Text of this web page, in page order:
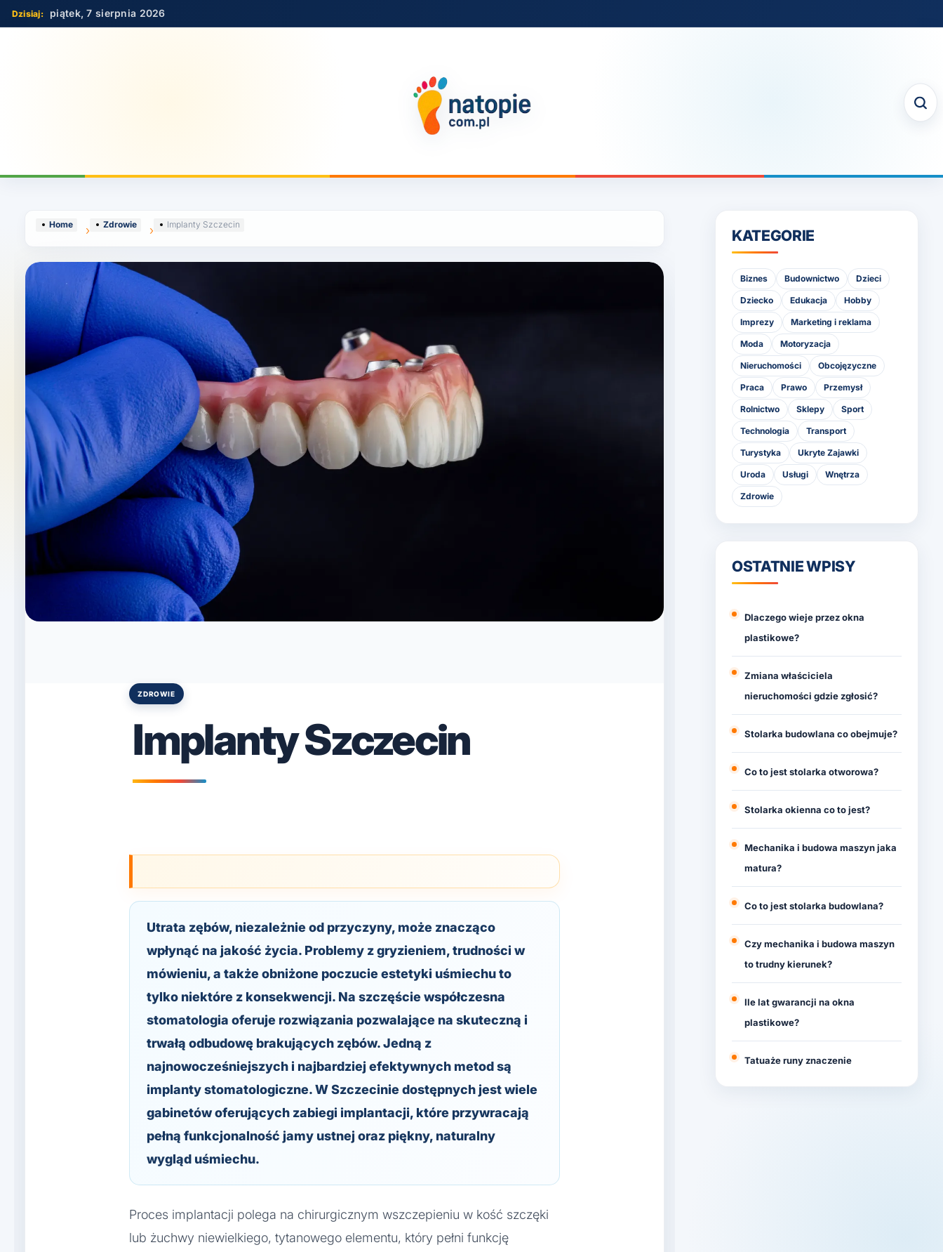
Skip
to
piątek, 7 sierpnia 2026
Home Zdrowie Implanty Szczecin
Posted
ZDROWIE
Implanty Szczecin
Utrata zębów, niezależnie od przyczyny, może znacząco
wpłynąć na jakość życia. Problemy z gryzieniem, trudności w
mówieniu, a także obniżone poczucie estetyki uśmiechu to
tylko niektóre z konsekwencji. Na szczęście współczesna
stomatologia oferuje rozwiązania pozwalające na skuteczną i
trwałą odbudowę brakujących zębów. Jedną z
najnowocześniejszych i najbardziej efektywnych metod są
implanty stomatologiczne. W Szczecinie dostępnych jest wiele
gabinetów oferujących zabiegi implantacji, które przywracają
pełną funkcjonalność jamy ustnej oraz piękny, naturalny
wygląd uśmiechu.
Proces implantacji polega na chirurgicznym wszczepieniu w kość szczęki
lub żuchwy niewielkiego, tytanowego elementu, który pełni funkcję
KATEGORIE
Biznes Budownictwo Dzieci
Dziecko Edukacja Hobby
Imprezy Marketing i reklama
Moda Motoryzacja
Nieruchomości Obcojęzyczne
Praca Prawo Przemysł
Rolnictwo Sklepy Sport
Technologia Transport
Turystyka Ukryte Zajawki
Uroda Usługi Wnętrza
Zdrowie
OSTATNIE WPISY
Dlaczego wieje przez okna
plastikowe?
Zmiana właściciela
nieruchomości gdzie zgłosić?
Stolarka budowlana co obejmuje?
Co to jest stolarka otworowa?
Stolarka okienna co to jest?
Mechanika i budowa maszyn jaka
matura?
Co to jest stolarka budowlana?
Czy mechanika i budowa maszyn
to trudny kierunek?
Ile lat gwarancji na okna
plastikowe?
Tatuaże runy znaczenie